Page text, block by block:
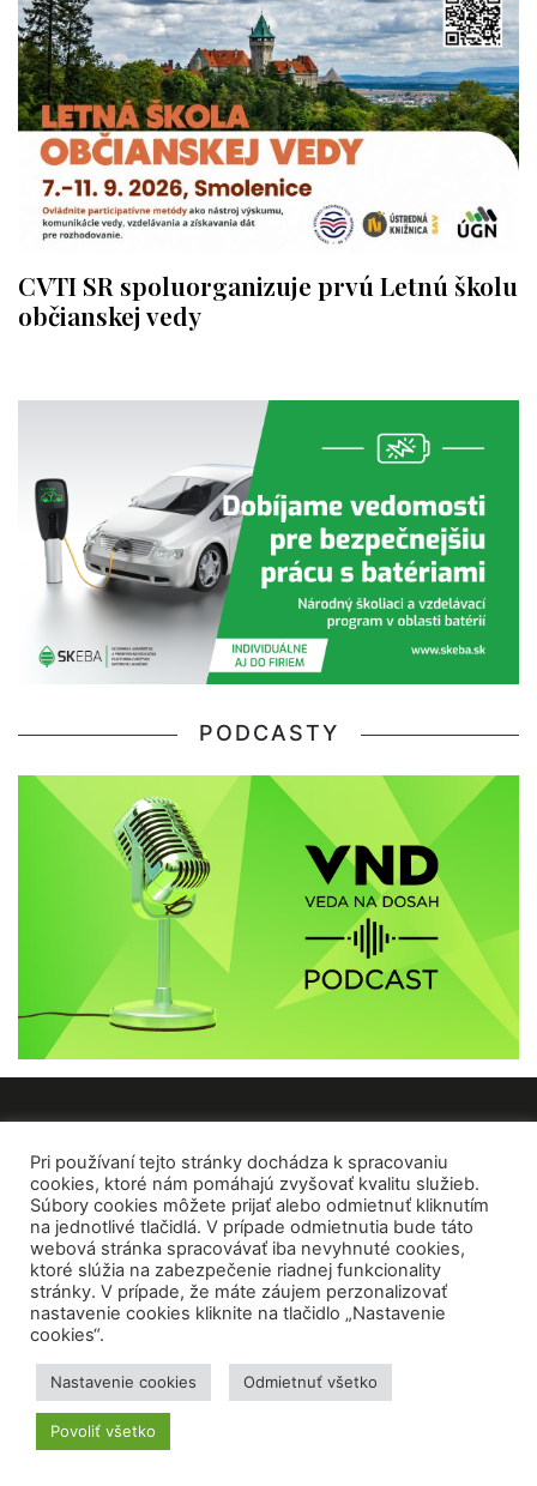
CVTI SR spoluorganizuje prvú Letnú školu
občianskej vedy
PODCASTY
O nás
Kontakty
Pre médiá
Inzercia
SLEDUJTE NÁS
Pri používaní tejto stránky dochádza k spracovaniu
cookies, ktoré nám pomáhajú zvyšovať kvalitu služieb.
Súbory cookies môžete prijať alebo odmietnuť kliknutím
na jednotlivé tlačidlá. V prípade odmietnutia bude táto
webová stránka spracovávať iba nevyhnuté cookies,
ktoré slúžia na zabezpečenie riadnej funkcionality
stránky. V prípade, že máte záujem perzonalizovať
nastavenie cookies kliknite na tlačidlo „Nastavenie
cookies“.
Nastavenie cookies Odmietnuť všetko
Povoliť všetko